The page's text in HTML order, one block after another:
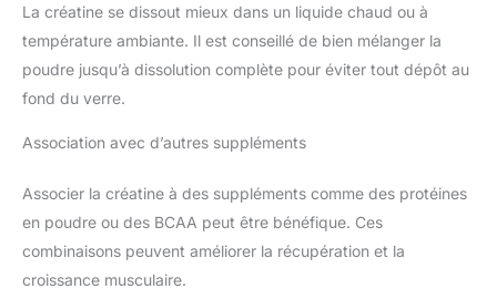
La créatine se dissout mieux dans un liquide chaud ou à
température ambiante. Il est conseillé de bien mélanger la
poudre jusqu’à dissolution complète pour éviter tout dépôt au
fond du verre.
Association avec d’autres suppléments
Associer la créatine à des suppléments comme des protéines
en poudre ou des BCAA peut être bénéfique. Ces
combinaisons peuvent améliorer la récupération et la
croissance musculaire.